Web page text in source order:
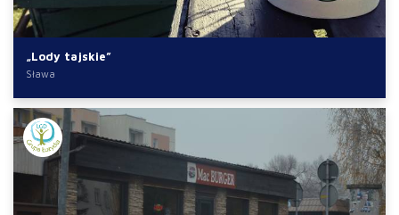
„Lody tajskie”
Sława